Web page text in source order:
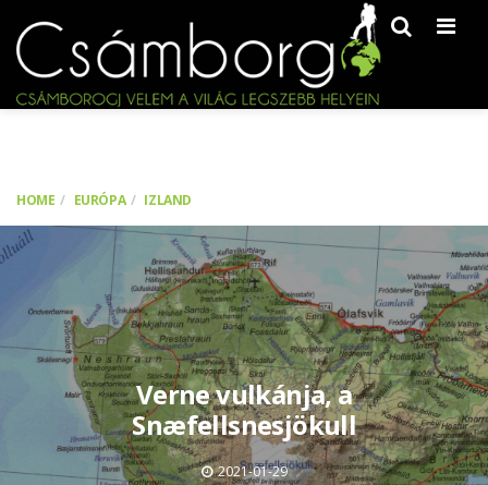
HOME EURÓPA IZLAND
Verne vulkánja, a
Snæfellsnesjökull
2021-01-29